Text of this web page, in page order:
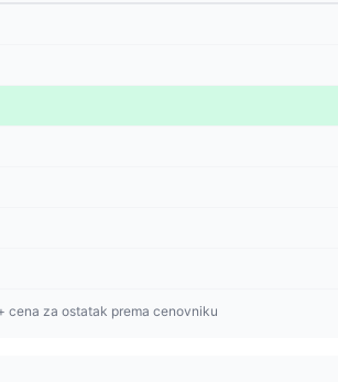
cena za ostatak prema cenovniku